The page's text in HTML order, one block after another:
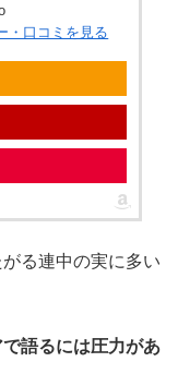
・口コミを見る
る連中の実に多い
で語るには圧力があ